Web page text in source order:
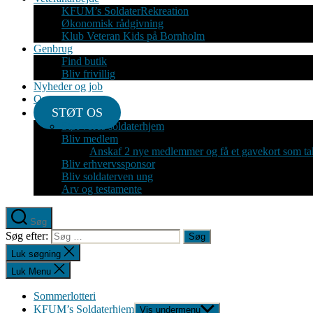
KFUM’s SoldaterRekreation
Økonomisk rådgivning
Klub Veteran Kids på Bornholm
Genbrug
Find butik
Bliv frivillig
Nyheder og job
Om
STØT OS
Støt vores soldaterhjem
Bliv medlem
Anskaf 2 nye medlemmer og få et gavekort som
Bliv erhvervssponsor
Bliv soldaterven ung
Arv og testamente
Søg
Søg efter:
Luk søgning
Luk Menu
Sommerlotteri
KFUM’s Soldaterhjem Vis undermenu